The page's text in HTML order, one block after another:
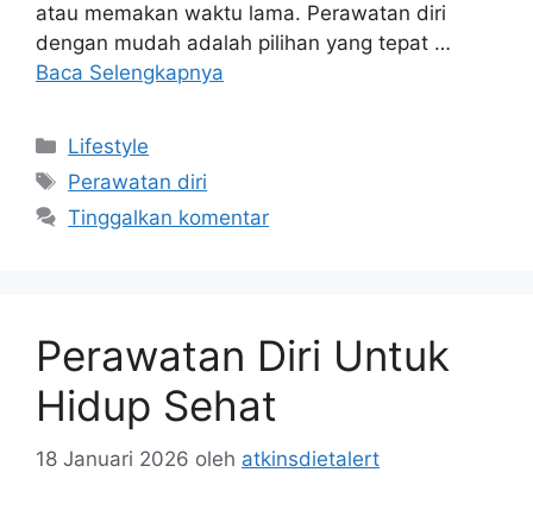
atau memakan waktu lama. Perawatan diri
dengan mudah adalah pilihan yang tepat …
Baca Selengkapnya
Kategori
Lifestyle
Tag
Perawatan diri
Tinggalkan komentar
Perawatan Diri Untuk
Hidup Sehat
18 Januari 2026 oleh atkinsdietalert